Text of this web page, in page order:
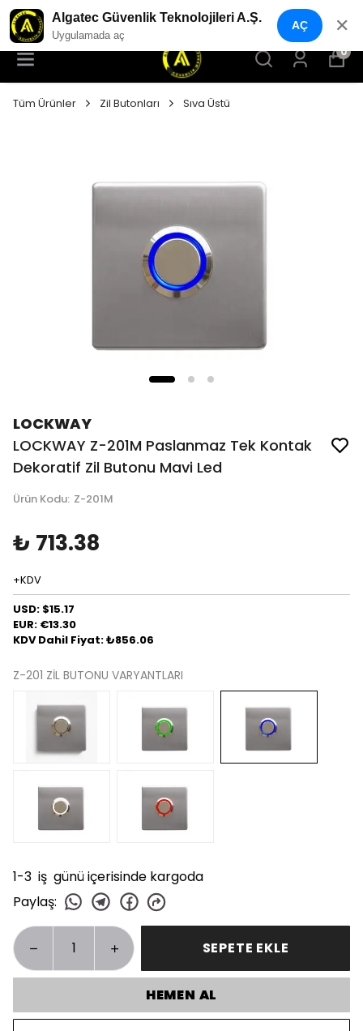
YENI NESIL GÜVENLIK GEÇIŞ SISTEMLERI
0
Tüm Ürünler Zil Butonları Sıva Üstü
LOCKWAY
LOCKWAY Z-201M Paslanmaz Tek Kontak
Dekoratif Zil Butonu Mavi Led
Ürün Kodu: Z-201M
₺ 713.38
+KDV
USD: $15.17
EUR: €13.30
KDV Dahil Fiyat: ₺856.06
Z-201 ZİL BUTONU VARYANTLARI
1-3 iş günü içerisinde kargoda
Paylaş:
SEPETE EKLE
HEMEN AL
Algatec Güvenlik Teknolojileri A.Ş.
Uygulamada aç
AÇ ✕